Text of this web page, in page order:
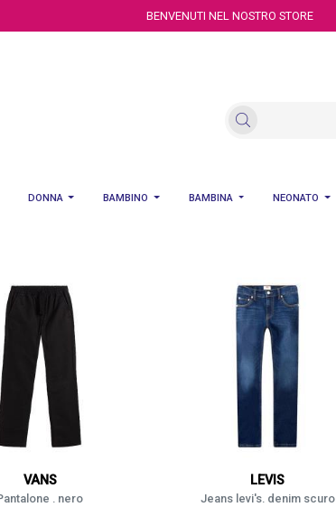
BENVENUTI NEL NOSTRO STORE
DONNA BAMBINO BAMBINA NEONATO
VANS
. nero
LEVIS
Jeans levi's. denim scuro